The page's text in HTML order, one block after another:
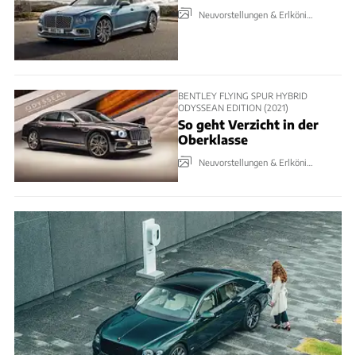
Neuvorstellungen & Erlkönige
BENTLEY FLYING SPUR HYBRID
ODYSSEAN EDITION (2021)
So geht Verzicht in der
Oberklasse
Neuvorstellungen & Erlkönige